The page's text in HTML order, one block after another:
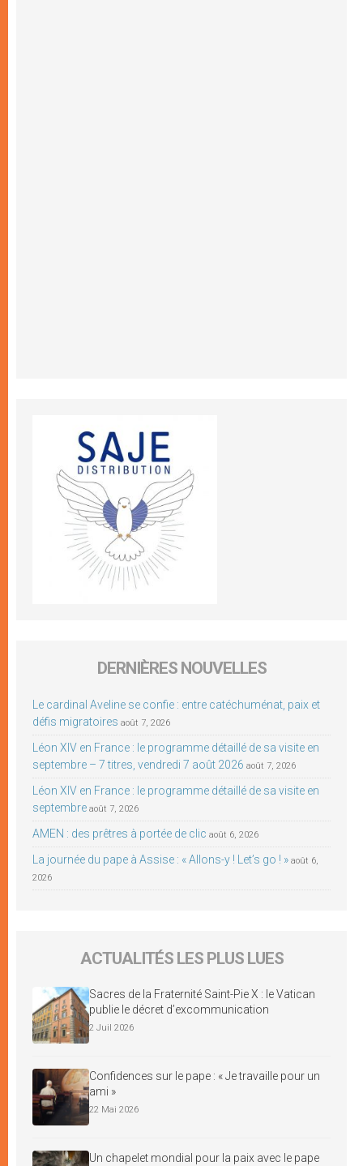
DERNIÈRES NOUVELLES
Le cardinal Aveline se confie : entre catéchuménat, paix et
défis migratoires août 7, 2026
Léon XIV en France : le programme détaillé de sa visite en
septembre – 7 titres, vendredi 7 août 2026 août 7, 2026
Léon XIV en France : le programme détaillé de sa visite en
septembre août 7, 2026
AMEN : des prêtres à portée de clic août 6, 2026
La journée du pape à Assise : « Allons-y ! Let’s go ! » août 6,
2026
ACTUALITÉS LES PLUS LUES
Sacres de la Fraternité Saint-Pie X : le Vatican
publie le décret d’excommunication
2 Juil 2026
Confidences sur le pape : « Je travaille pour un
ami »
22 Mai 2026
Un chapelet mondial pour la paix avec le pape